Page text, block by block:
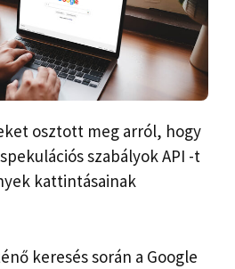
osztott meg arról, hogy
szabályok API -t
kattintásainak
keresés során a Google